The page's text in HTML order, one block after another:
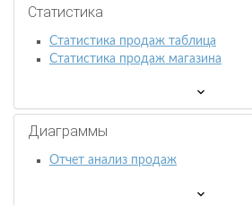
Статистика
Статистика продаж таблица
Статистика продаж магазина
Диаграммы
Отчет анализ продаж